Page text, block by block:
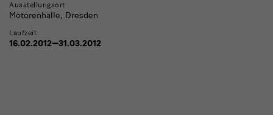
Ausstellungsort
Motorenhalle, Dresden
Laufzeit
16.02.2012—31.03.2012